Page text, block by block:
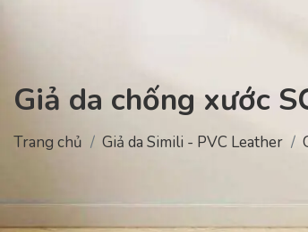
Giả da chống xước
Trang chủ Giả da Simili - PVC Leather